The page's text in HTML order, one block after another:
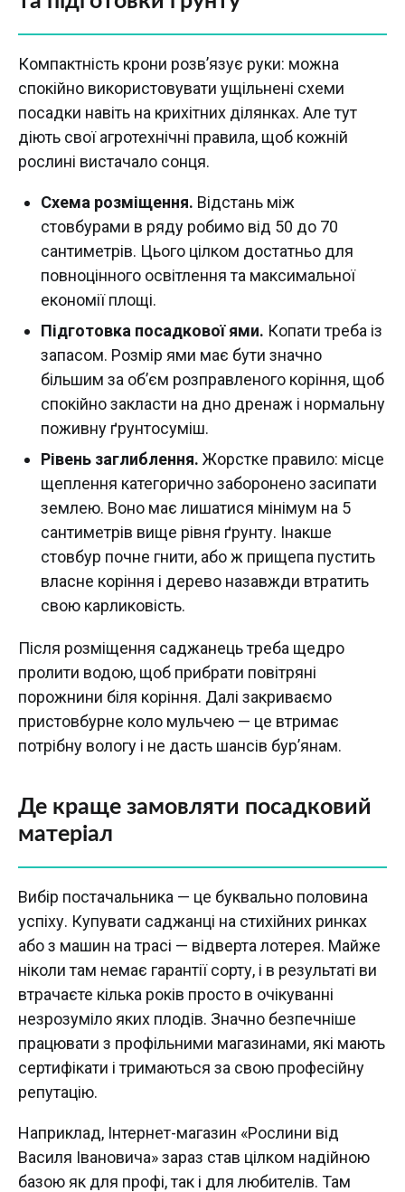
Компактність крони розв’язує руки: можна
спокійно використовувати ущільнені схеми
посадки навіть на крихітних ділянках. Але тут
діють свої агротехнічні правила, щоб кожній
рослині вистачало сонця.
Схема розміщення. Відстань між
стовбурами в ряду робимо від 50 до 70
сантиметрів. Цього цілком достатньо для
повноцінного освітлення та максимальної
економії площі.
Підготовка посадкової ями. Копати треба із
запасом. Розмір ями має бути значно
більшим за об’єм розправленого коріння, щоб
спокійно закласти на дно дренаж і нормальну
поживну ґрунтосуміш.
Рівень заглиблення. Жорстке правило: місце
щеплення категорично заборонено засипати
землею. Воно має лишатися мінімум на 5
сантиметрів вище рівня ґрунту. Інакше
стовбур почне гнити, або ж прищепа пустить
власне коріння і дерево назавжди втратить
свою карликовість.
Після розміщення саджанець треба щедро
пролити водою, щоб прибрати повітряні
порожнини біля коріння. Далі закриваємо
пристовбурне коло мульчею — це втримає
потрібну вологу і не дасть шансів бур’янам.
Де краще замовляти посадковий
матеріал
Вибір постачальника — це буквально половина
успіху. Купувати саджанці на стихійних ринках
або з машин на трасі — відверта лотерея. Майже
ніколи там немає гарантії сорту, і в результаті ви
втрачаєте кілька років просто в очікуванні
незрозуміло яких плодів. Значно безпечніше
працювати з профільними магазинами, які мають
сертифікати і тримаються за свою професійну
репутацію.
Наприклад, Інтернет-магазин «Рослини від
Василя Івановича» зараз став цілком надійною
базою як для профі, так і для любителів. Там